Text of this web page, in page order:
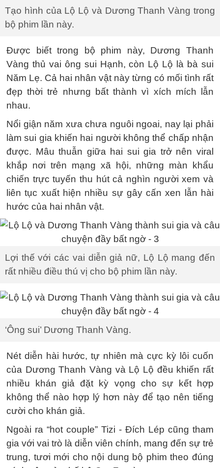
Tạo hình của Lộ Lộ và Dương Thanh Vàng trong
bộ phim lần này.
Được biết trong bộ phim này, Dương Thanh
Vàng thủ vai ông sui Hạnh, còn Lộ Lộ là bà sui
Năm Lẹ. Cả hai nhân vật này từng có mối tình rất
đẹp thời trẻ nhưng bất thành vì xích mích lẫn
nhau.
Nổi giận năm xưa chưa nguôi ngoai, nay lại phải
làm sui gia khiến hai người không thể chấp nhận
được. Mâu thuẫn giữa hai sui gia trở nên viral
khắp nơi trên mạng xã hội, những màn khẩu
chiến trực tuyến thu hút cả nghìn người xem và
liên tục xuất hiện nhiều sự gây cấn xen lẫn hài
hước của hai nhân vật.
Lợi thế với các vai diễn giả nữ, Lộ Lộ mang đến
rất nhiều điều thú vị cho bộ phim lần này.
‘Ông sui’ Dương Thanh Vàng.
Nét diễn hài hước, tự nhiên mà cực kỳ lôi cuốn
của Dương Thanh Vàng và Lộ Lộ đều khiến rất
nhiều khán giả đặt kỳ vọng cho sự kết hợp
không thể nào hợp lý hơn này để tạo nên tiếng
cười cho khán giả.
Ngoài ra “hot couple” Tizi - Đích Lép cũng tham
gia với vai trò là diễn viên chính, mang đến sự trẻ
trung, tươi mới cho nội dung bộ phim theo đúng